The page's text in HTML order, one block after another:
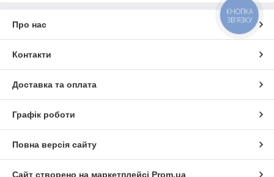
Про нас
Контакти
Доставка та оплата
Графік роботи
Повна версія сайту
Сайт створено на маркетплейсі Prom.ua
КНОПКА
ЗВ'ЯЗКУ